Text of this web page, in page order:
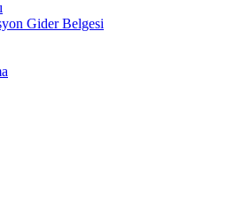
Gider Belgesi